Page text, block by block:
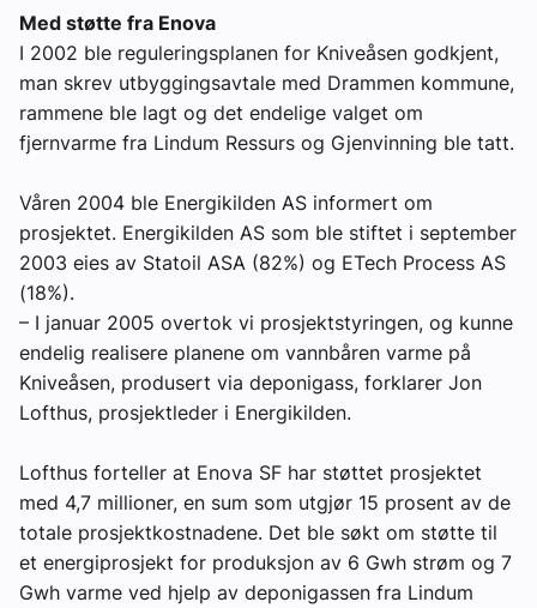
Med støtte fra Enova
I 2002 ble reguleringsplanen for Kniveåsen godkjent,
man skrev utbyggingsavtale med Drammen kommune,
rammene ble lagt og det endelige valget om
fjernvarme fra Lindum Ressurs og Gjenvinning ble tatt.
Våren 2004 ble Energikilden AS informert om
prosjektet. Energikilden AS som ble stiftet i september
2003 eies av Statoil ASA (82%) og ETech Process AS
(18%).
– I januar 2005 overtok vi prosjektstyringen, og kunne
endelig realisere planene om vannbåren varme på
Kniveåsen, produsert via deponigass, forklarer Jon
Lofthus, prosjektleder i Energikilden.
Lofthus forteller at Enova SF har støttet prosjektet
med 4,7 millioner, en sum som utgjør 15 prosent av de
totale prosjektkostnadene. Det ble søkt om støtte til
et energiprosjekt for produksjon av 6 Gwh strøm og 7
Gwh varme ved hjelp av deponigassen fra Lindum